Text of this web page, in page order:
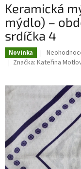
Keramická
mýdlo) –
srdíčka 4
Novinka
Průměrné
hodnocení
z
5
hvězdiček.
Značka: Kateřina